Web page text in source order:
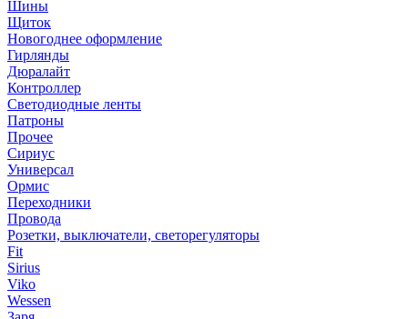
Шины
Щиток
Новогоднее оформление
Гирлянды
Дюралайт
Контроллер
Светодиодные ленты
Патроны
Прочее
Сириус
Универсал
Ормис
Переходники
Провода
Розетки, выключатели, светорегуляторы
Fit
Sirius
Viko
Wessen